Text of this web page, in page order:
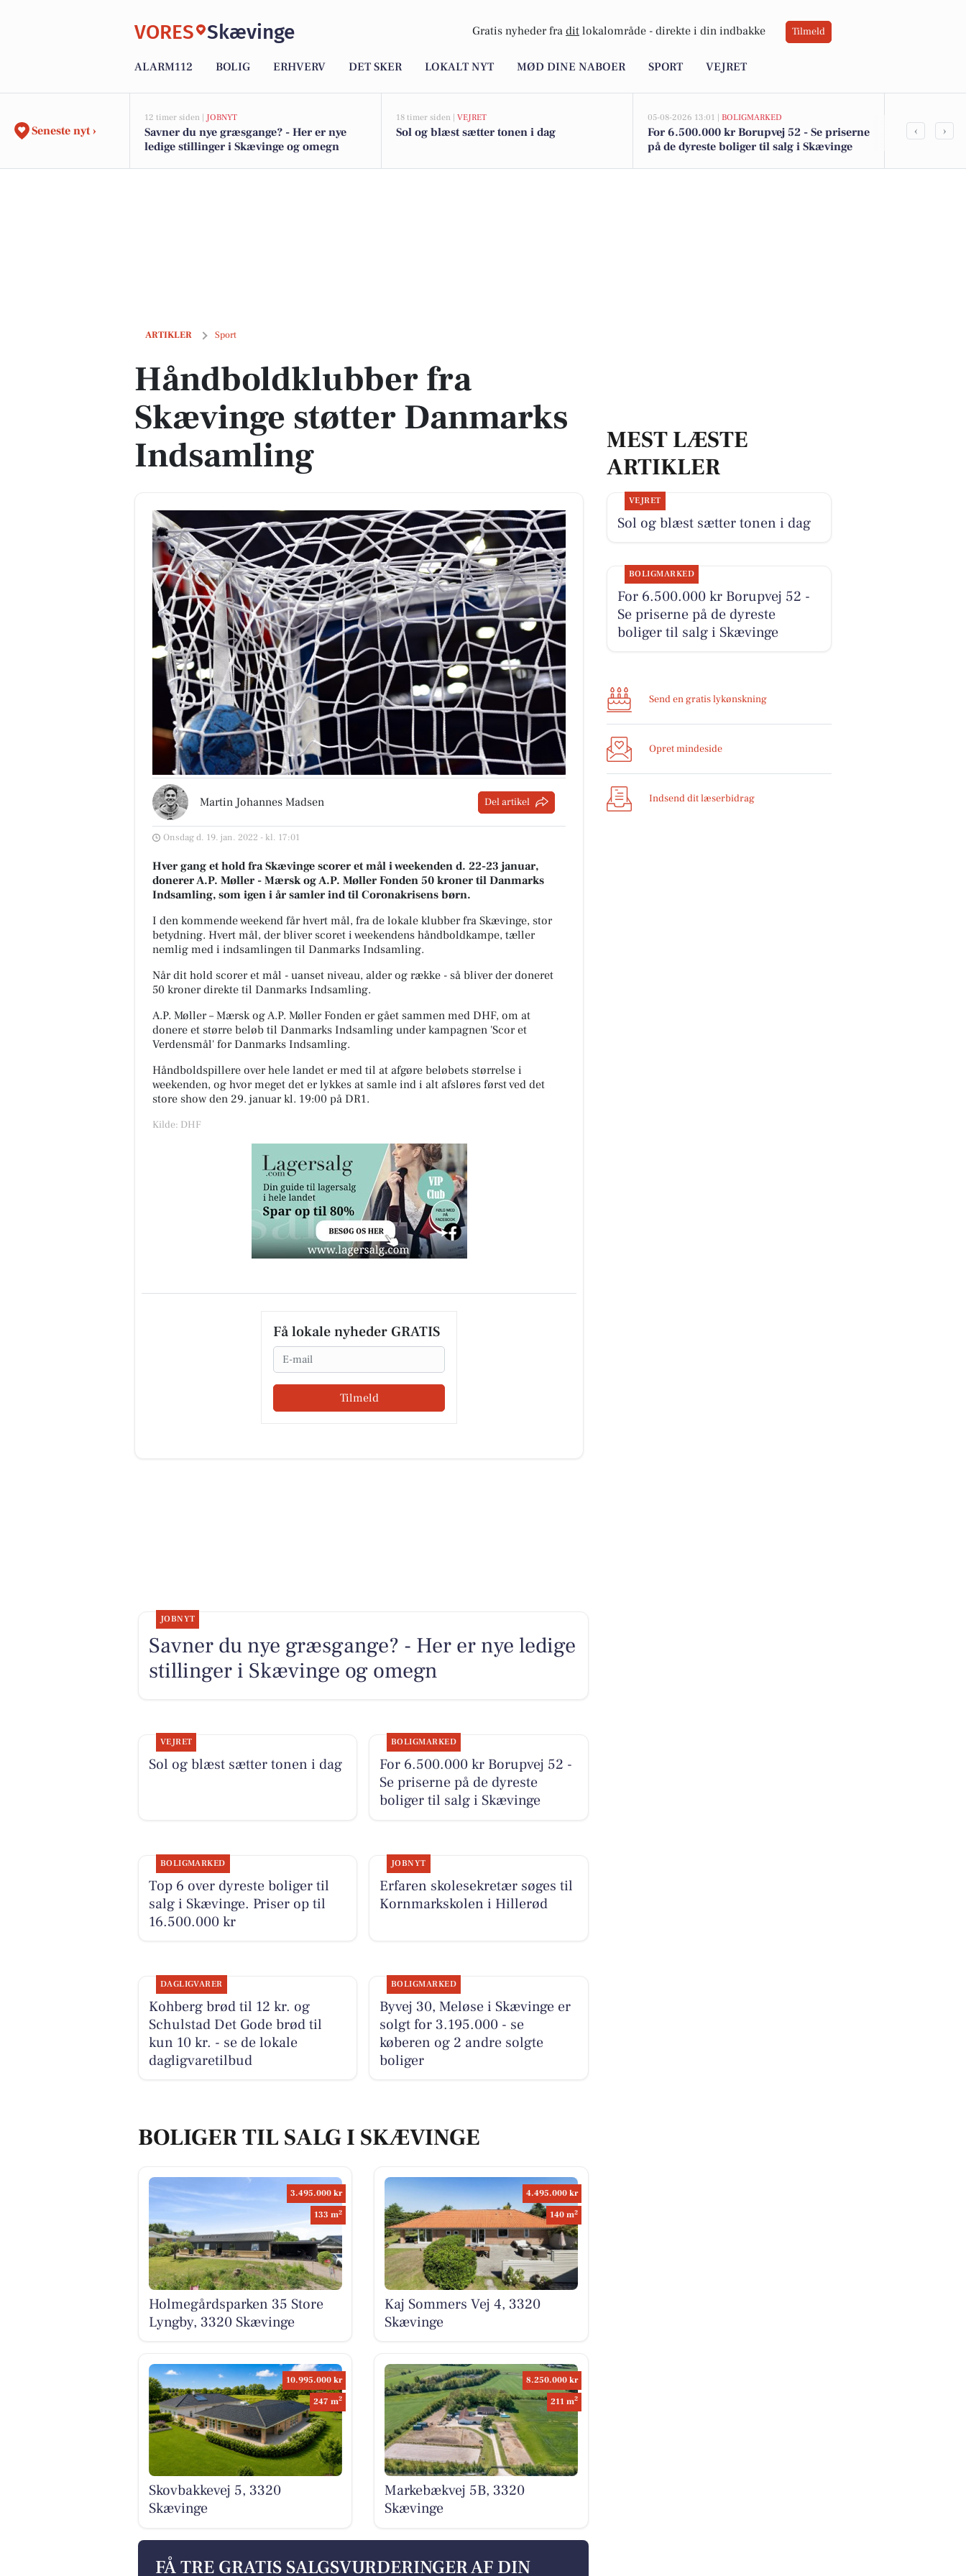
VORES Skævinge Gratis nyheder fra dit lokalområde - direkte i din indbakke Tilmeld
ALARM112 BOLIG ERHVERV DET SKER LOKALT NYT MØD DINE NABOER SPORT VEJRET
Seneste nyt ›
12 timer siden | JOBNYT
Savner du nye græsgange? - Her er nye
ledige stillinger i Skævinge og omegn
18 timer siden | VEJRET
Sol og blæst sætter tonen i dag
05-08-2026 13:01 | BOLIGMARKED
For 6.500.000 kr Borupvej 52 - Se priserne
på de dyreste boliger til salg i Skævinge
Top 6 over
‹ ›
ARTIKLER Sport
Håndboldklubber fra Skævinge støtter Danmarks Indsamling
Håndboldklubber fra
Skævinge støtter Danmarks
Indsamling
Martin Johannes Madsen Del artikel
Onsdag d. 19. jan. 2022 - kl. 17:01
Hver gang et hold fra Skævinge scorer et mål i weekenden d. 22-23 januar,
donerer A.P. Møller - Mærsk og A.P. Møller Fonden 50 kroner til Danmarks
Indsamling, som igen i år samler ind til Coronakrisens børn.
I den kommende weekend får hvert mål, fra de lokale klubber fra Skævinge, stor
betydning. Hvert mål, der bliver scoret i weekendens håndboldkampe, tæller
nemlig med i indsamlingen til Danmarks Indsamling.
Når dit hold scorer et mål - uanset niveau, alder og række - så bliver der doneret
50 kroner direkte til Danmarks Indsamling.
A.P. Møller – Mærsk og A.P. Møller Fonden er gået sammen med DHF, om at
donere et større beløb til Danmarks Indsamling under kampagnen 'Scor et
Verdensmål' for Danmarks Indsamling.
Håndboldspillere over hele landet er med til at afgøre beløbets størrelse i
weekenden, og hvor meget det er lykkes at samle ind i alt afsløres først ved det
store show den 29. januar kl. 19:00 på DR1.
Kilde: DHF
Få lokale nyheder GRATIS
Email
Tilmeld
MEST LÆSTE
ARTIKLER
VEJRET
Sol og blæst sætter tonen i dag
BOLIGMARKED
For 6.500.000 kr Borupvej 52 -
Se priserne på de dyreste
boliger til salg i Skævinge
Send en gratis lykønskning
Opret mindeside
Indsend dit læserbidrag
JOBNYT
Savner du nye græsgange? - Her er nye ledige
stillinger i Skævinge og omegn
VEJRET
Sol og blæst sætter tonen i dag
BOLIGMARKED
For 6.500.000 kr Borupvej 52 -
Se priserne på de dyreste
boliger til salg i Skævinge
BOLIGMARKED
Top 6 over dyreste boliger til
salg i Skævinge. Priser op til
16.500.000 kr
JOBNYT
Erfaren skolesekretær søges til
Kornmarkskolen i Hillerød
DAGLIGVARER
Kohberg brød til 12 kr. og
Schulstad Det Gode brød til
kun 10 kr. - se de lokale
dagligvaretilbud
BOLIGMARKED
Byvej 30, Meløse i Skævinge er
solgt for 3.195.000 - se
køberen og 2 andre solgte
boliger
BOLIGER TIL SALG I SKÆVINGE
3.495.000 kr
133 m2
Holmegårdsparken 35 Store
Lyngby, 3320 Skævinge
4.495.000 kr
140 m2
Kaj Sommers Vej 4, 3320
Skævinge
10.995.000 kr
247 m2
Skovbakkevej 5, 3320
Skævinge
8.250.000 kr
211 m2
Markebækvej 5B, 3320
Skævinge
FÅ TRE GRATIS SALGSVURDERINGER AF DIN